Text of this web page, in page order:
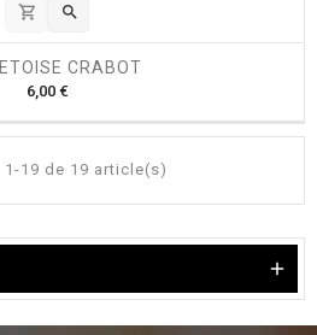
shopping_cart 
CRABOT
6,00 €P
i
1-19 de 19 article(s)
